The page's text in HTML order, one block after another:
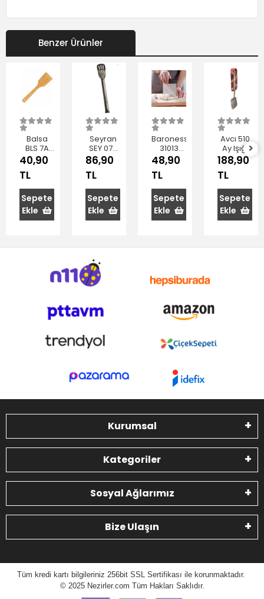
Benzer Ürünler
Balsa
BLS 7A
Ağaç
Spatula
40,90
TL
Sepete
Ekle
Seyran
SEY 070
Izgara
Maşa
86,90
TL
Sepete
Ekle
Baroness
31013
Spatulalı
Bıçak
48,90
TL
Sepete
Ekle
Avcı 510
Ay Işığı
Model
Servis
Spatulası
188,90
TL
Sepete
Ekle
Kurumsal
Kategoriler
Sosyal Ağlarımız
Bize Ulaşın
Tüm kredi kartı bilgileriniz 256bit SSL Sertifikası ile korunmaktadır.
© 2025 Nezirler.com Tüm Hakları Saklıdır.